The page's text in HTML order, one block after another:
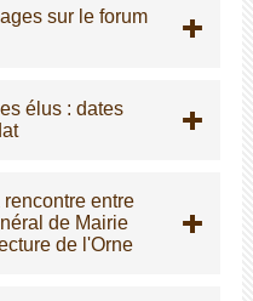
sur le forum
élus : dates
entre
de Mairie
de l'Orne